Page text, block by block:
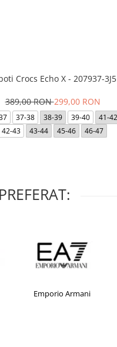
Crocs Echo X - 207937-3J5
389,00 RON299,00 RON
37-38 38-39 39-40
41-42
42-43
43-44 45-46 46-47
Emporio Armani